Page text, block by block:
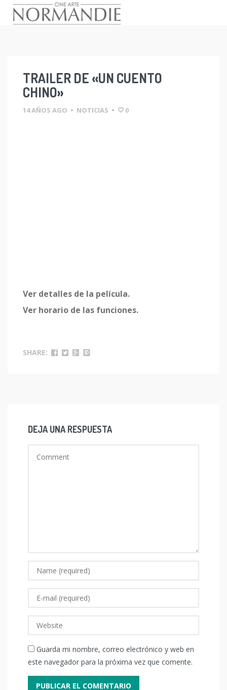
TRAILER DE «UN CUENTO
CHINO»
14 AÑOS AGO • NOTICIAS • 0
Ver detalles de la película.
Ver horario de las funciones.
SHARE:
DEJA UNA RESPUESTA
Guarda mi nombre, correo electrónico y web en
este navegador para la próxima vez que comente.